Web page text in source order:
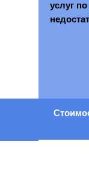
услуг